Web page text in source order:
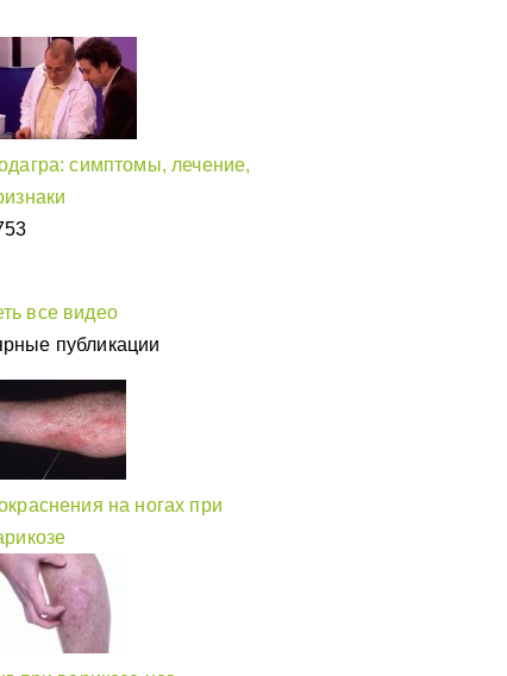
симптомы, лечение,
все видео
публикации
на ногах при